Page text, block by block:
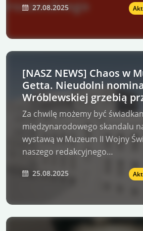
27.08.2025
[NASZ NEWS] Chaos w
Getta. Nieudolni
Wróblewskiej grzebią
Za chwilę możemy być
międzynarodowego skandalu
wystawą w Muzeum II Wojny
naszego redakcyjnego…
25.08.2025